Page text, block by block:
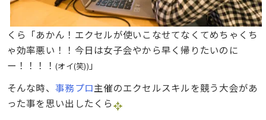
くら「あかん！エクセルが使いこなせてなくてめちゃくち
ゃ効率悪い！！今日は女子会やから早く帰りたいのに
ー！！！！ (オイ(笑)) 」
そんな時、 事務プロ主催のエクセルスキルを競う大会があ
った事を思い出したくら